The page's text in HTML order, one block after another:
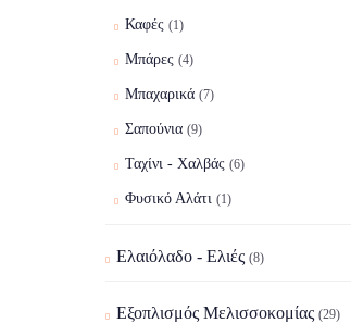
Καφές (1)
Μπάρες (4)
Μπαχαρικά (7)
Σαπούνια (9)
Ταχίνι - Χαλβάς (6)
Φυσικό Αλάτι (1)
Ελαιόλαδο - Ελιές (8)
Εξοπλισμός Μελισσοκομίας (29)